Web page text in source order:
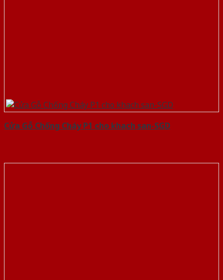
Cửa Gỗ Chống Cháy P1 cho khach san-SGD